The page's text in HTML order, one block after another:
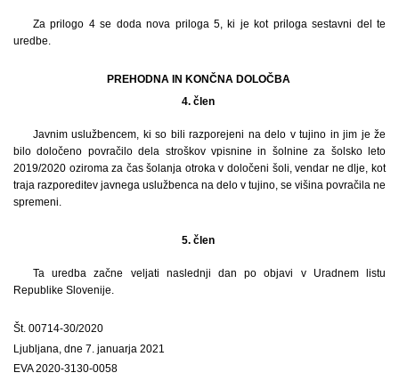
Za prilogo 4 se doda nova priloga 5, ki je kot priloga sestavni del te
uredbe.
PREHODNA IN KONČNA DOLOČBA
4. člen
Javnim uslužbencem, ki so bili razporejeni na delo v tujino in jim je že
bilo določeno povračilo dela stroškov vpisnine in šolnine za šolsko leto
2019/2020 oziroma za čas šolanja otroka v določeni šoli, vendar ne dlje, kot
traja razporeditev javnega uslužbenca na delo v tujino, se višina povračila ne
spremeni.
5. člen
Ta uredba začne veljati naslednji dan po objavi v Uradnem listu
Republike Slovenije.
Št. 00714-30/2020
Ljubljana, dne 7. januarja 2021
EVA 2020-3130-0058